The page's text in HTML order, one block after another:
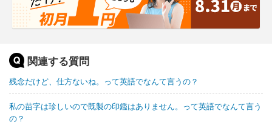
関連する質問
残念だけど、仕方ないね。って英語でなんて言うの？
私の苗字は珍しいので既製の印鑑はありません。って英語でなんて言う
の？